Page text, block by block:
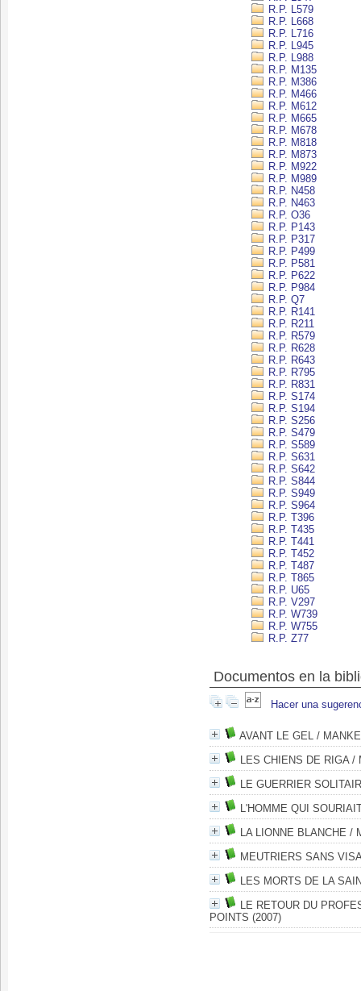
R.P. L579
R.P. L668
R.P. L716
R.P. L945
R.P. L988
R.P. M135
R.P. M386
R.P. M466
R.P. M612
R.P. M665
R.P. M678
R.P. M818
R.P. M873
R.P. M922
R.P. M989
R.P. N458
R.P. N463
R.P. O36
R.P. P143
R.P. P317
R.P. P499
R.P. P581
R.P. P622
R.P. P984
R.P. Q7
R.P. R141
R.P. R211
R.P. R579
R.P. R628
R.P. R643
R.P. R795
R.P. R831
R.P. S174
R.P. S194
R.P. S256
R.P. S479
R.P. S589
R.P. S631
R.P. S642
R.P. S844
R.P. S949
R.P. S964
R.P. T396
R.P. T435
R.P. T441
R.P. T452
R.P. T487
R.P. T865
R.P. U65
R.P. V297
R.P. W739
R.P. W755
R.P. Z77
Documentos en la
Hacer una
AVANT LE GEL /
LES CHIENS DE RIGA/
LE GUERRIER
L'HOMME QUI
LA LIONNE BLANCHE /
MEUTRIERS SANS
LES MORTS DE LA
LE RETOUR DU
POINTS (2007)